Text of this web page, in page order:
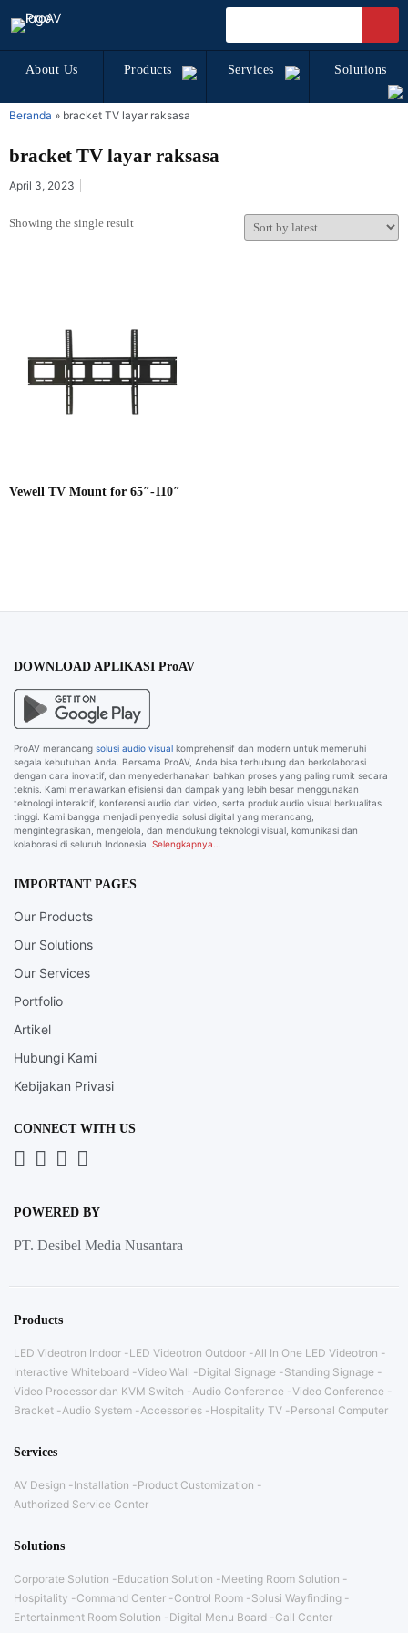
About Us Products Services Solutions
Beranda » bracket TV layar raksasa
bracket TV layar raksasa
April 3, 2023
Showing the single result
Vewell TV Mount for 65″-110″
DOWNLOAD APLIKASI ProAV
ProAV merancang solusi audio visual komprehensif dan modern untuk memenuhi
segala kebutuhan Anda. Bersama ProAV, Anda bisa terhubung dan berkolaborasi
dengan cara inovatif, dan menyederhanakan bahkan proses yang paling rumit secara
teknis. Kami menawarkan efisiensi dan dampak yang lebih besar menggunakan
teknologi interaktif, konferensi audio dan video, serta produk audio visual berkualitas
tinggi. Kami bangga menjadi penyedia solusi digital yang merancang,
mengintegrasikan, mengelola, dan mendukung teknologi visual, komunikasi dan
kolaborasi di seluruh Indonesia. Selengkapnya…
IMPORTANT PAGES
Our Products
Our Solutions
Our Services
Portfolio
Artikel
Hubungi Kami
Kebijakan Privasi
CONNECT WITH US
POWERED BY
PT. Desibel Media Nusantara
Products
LED Videotron Indoor LED Videotron Outdoor All In One LED Videotron
Interactive Whiteboard Video Wall Digital Signage
Standing Signage
Video Processor dan KVM Switch
Audio Conference Video Conference
Bracket Audio System Accessories Hospitality TV Personal Computer
Services
AV Design Installation
Product Customization
Authorized Service Center
Solutions
Corporate Solution Education Solution
Meeting Room Solution
Hospitality
Command Center Control Room
Solusi Wayfinding
Entertainment Room Solution
Digital Menu Board Call Center